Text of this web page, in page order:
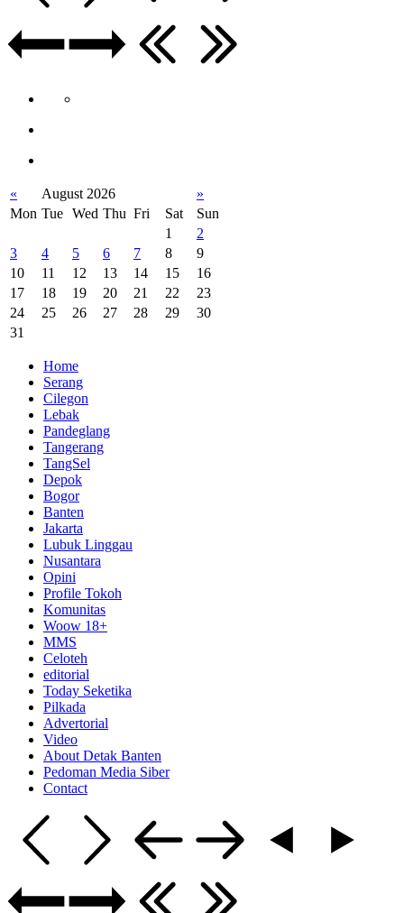
« August 2026
»
Mon Tue Wed Thu Fri Sat
Sun
1
2
3
4 5 6 7 8
9
10
11 12 13 14 15
16
17
18 19 20 21 22
23
24
25 26 27 28 29
30
31
Home
Serang
Cilegon
Lebak
Pandeglang
Tangerang
TangSel
Depok
Bogor
Banten
Jakarta
Lubuk Linggau
Nusantara
Opini
Profile Tokoh
Komunitas
Woow 18+
MMS
Celoteh
editorial
Today Seketika
Pilkada
Advertorial
Video
About Detak Banten
Pedoman Media Siber
Contact